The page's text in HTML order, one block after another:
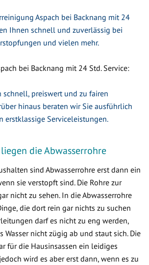
Aspach bei Backnang mit 24
Ihnen schnell und zuverlässig bei
und vielen mehr.
bei Backnang mit 24 Std. Service:
schnell, preiswert und zu fairen
hinaus beraten wir Sie ausführlich
erstklassige Serviceleistungen.
die Abwasserrohre
sind Abwasserrohre erst dann ein
sie verstopft sind. Die Rohre zur
nicht zu sehen. In die Abwasserrohre
die dort rein gar nichts zu suchen
darf es nicht zu eng werden,
Wasser nicht zügig ab und staut sich. Die
für die Hausinsassen ein leidiges
wird es aber erst dann, wenn es zu